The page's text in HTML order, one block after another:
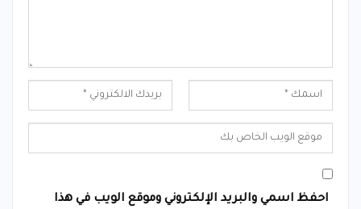
احفظ اسمي والبريد الإلكتروني وموقع الويب في هذا